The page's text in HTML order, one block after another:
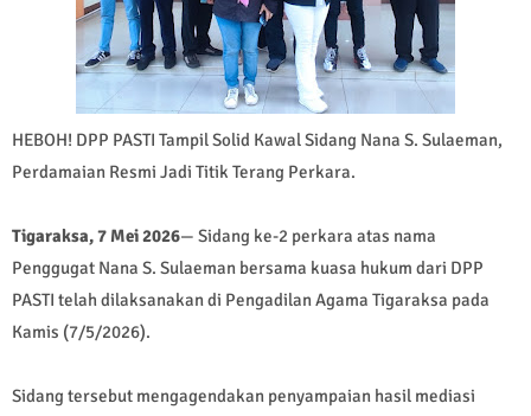
HEBOH! DPP PASTI Tampil Solid Kawal Sidang Nana S. Sulaeman,
Perdamaian Resmi Jadi Titik Terang Perkara.
Tigaraksa, 7 Mei 2026— Sidang ke-2 perkara atas nama
Penggugat Nana S. Sulaeman bersama kuasa hukum dari DPP
PASTI telah dilaksanakan di Pengadilan Agama Tigaraksa pada
Kamis (7/5/2026).
Sidang tersebut mengagendakan penyampaian hasil mediasi